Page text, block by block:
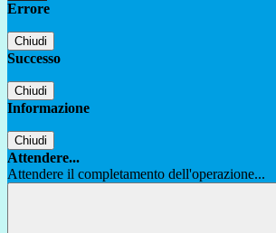
Errore
Chiudi
Successo
Chiudi
Informazione
Chiudi
Attendere...
Attendere il completamento dell'operazione...